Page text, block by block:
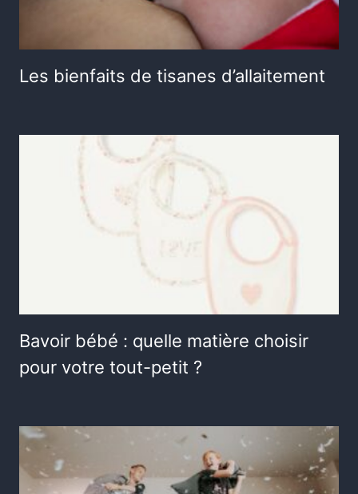
Les bienfaits de tisanes d’allaitement
Bavoir bébé : quelle matière choisir
pour votre tout-petit ?